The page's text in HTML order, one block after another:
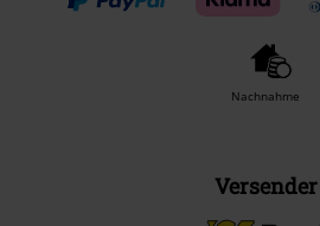
Nachnahme
Versender